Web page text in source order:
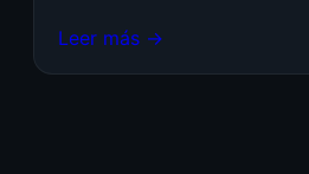
Leer más →